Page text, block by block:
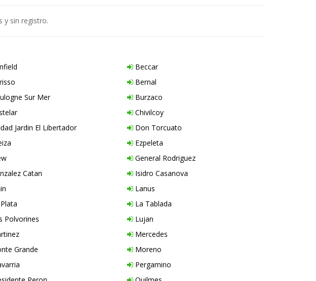
y sin registro.
Beccar
Bernal
Sur Mer
Burzaco
Chivilcoy
Jardin El Libertador
Don Torcuato
Ezpeleta
General Rodriguez
Catan
Isidro Casanova
Lanus
La Tablada
Polvorines
Lujan
Mercedes
Grande
Moreno
Pergamino